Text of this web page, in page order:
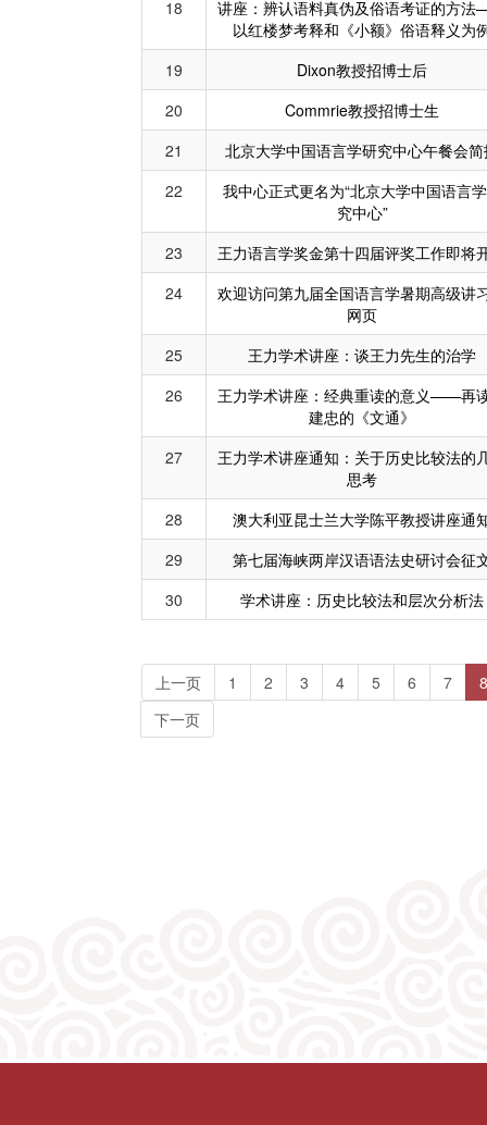
18
讲座：辨认语料真伪及俗语考证的方
以红楼梦考释和《小额》俗语释义为
19
Dixon教授招博士后
20
Commrie教授招博士生
21
北京大学中国语言学研究中心午餐会
22
我中心正式更名为“北京大学中国语言
究中心”
23
王力语言学奖金第十四届评奖工作即将
24
欢迎访问第九届全国语言学暑期高级讲
网页
25
王力学术讲座：谈王力先生的治学
26
王力学术讲座：经典重读的意义——再
建忠的《文通》
27
王力学术讲座通知：关于历史比较法的
思考
28
澳大利亚昆士兰大学陈平教授讲座通
29
第七届海峡两岸汉语语法史研讨会征
30
学术讲座：历史比较法和层次分析法
上一页 1 2 3 4 5 6 7
8
下一页